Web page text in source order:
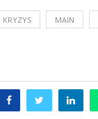
KRYZYS MAIN